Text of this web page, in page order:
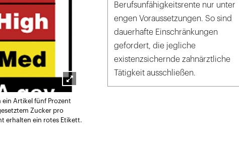
Lightbox
öffnen
ein Artikel fünf Prozent
Zucker pro
erhalten ein rotes Etikett.
Berufsunfähigkeitsrente nur unter
engen Voraussetzungen. So sind
dauerhafte Einschränkungen
gefordert, die jegliche
existenzsichernde zahnärztliche
Tätigkeit ausschließen.